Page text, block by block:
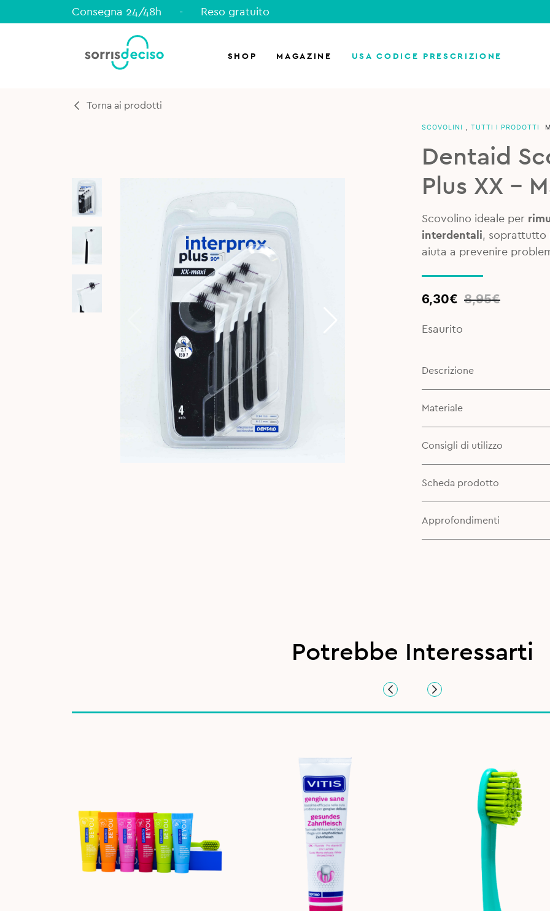
Consegna 24/48h - Reso gratuito
SHOP MAGAZINE USA CODICE PRESCRIZIONE
Torna ai prodotti
SCOVOLINI , TUTTI I PRODOTTI
Dentaid
Plus XX –
Scovolino ideale per
interdentali, soprattutto
aiuta a prevenire
8,95€
Original
was:
6,30€
Current
is:
Esaurito
Descrizione
Materiale
Consigli di utilizzo
Scheda prodotto
Approfondimenti
Potrebbe Interessarti